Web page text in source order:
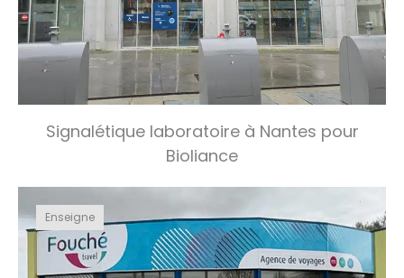
Signalétique laboratoire à Nantes pour
Bioliance
Enseigne